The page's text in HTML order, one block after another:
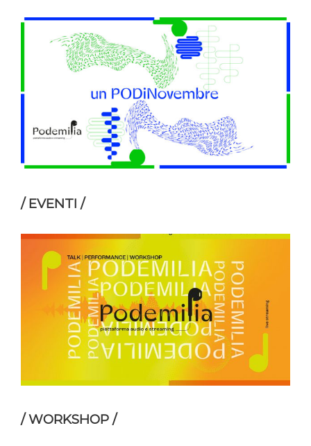
/ EVENTI /
/ WORKSHOP /